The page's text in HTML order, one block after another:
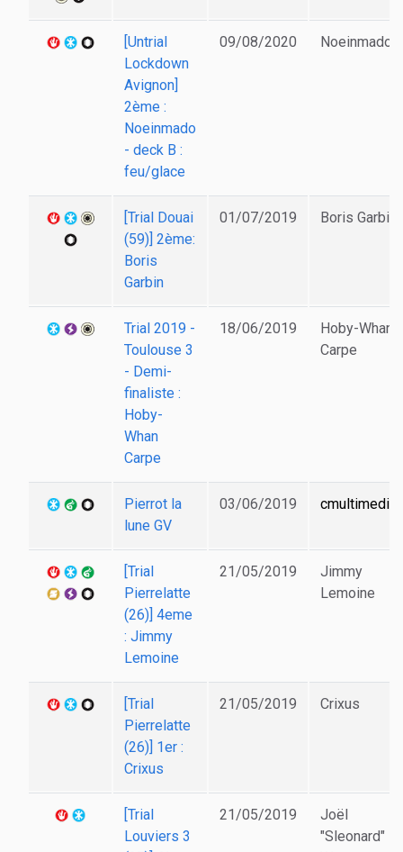
[Untrial
Lockdown
Avignon]
2ème :
Noeinmado
- deck B :
feu/glace
09/08/2020 Noeinmado
[Trial Douai
(59)] 2ème:
Boris
Garbin
01/07/2019 Boris Garbin
Trial 2019 -
Toulouse 3
- Demi-
finaliste :
Hoby-
Whan
Carpe
18/06/2019
Hoby-Whan
Carpe
Pierrot la
lune GV
03/06/2019 cmultimedia
[Trial
Pierrelatte
(26)] 4eme
: Jimmy
Lemoine
21/05/2019
Jimmy
Lemoine
[Trial
Pierrelatte
(26)] 1er :
Crixus
21/05/2019 Crixus
[Trial
Louviers 3
21/05/2019
Joël
"Sleonard"